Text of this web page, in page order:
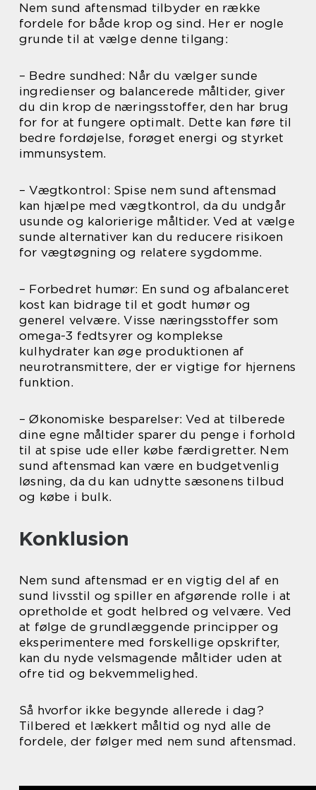
Nem sund aftensmad tilbyder en række
fordele for både krop og sind. Her er nogle
grunde til at vælge denne tilgang:
– Bedre sundhed: Når du vælger sunde
ingredienser og balancerede måltider, giver
du din krop de næringsstoffer, den har brug
for for at fungere optimalt. Dette kan føre til
bedre fordøjelse, forøget energi og styrket
immunsystem.
– Vægtkontrol: Spise nem sund aftensmad
kan hjælpe med vægtkontrol, da du undgår
usunde og kalorierige måltider. Ved at vælge
sunde alternativer kan du reducere risikoen
for vægtøgning og relatere sygdomme.
– Forbedret humør: En sund og afbalanceret
kost kan bidrage til et godt humør og
generel velvære. Visse næringsstoffer som
omega-3 fedtsyrer og komplekse
kulhydrater kan øge produktionen af
neurotransmittere, der er vigtige for hjernens
funktion.
– Økonomiske besparelser: Ved at tilberede
dine egne måltider sparer du penge i forhold
til at spise ude eller købe færdigretter. Nem
sund aftensmad kan være en budgetvenlig
løsning, da du kan udnytte sæsonens tilbud
og købe i bulk.
Konklusion
Nem sund aftensmad er en vigtig del af en
sund livsstil og spiller en afgørende rolle i at
opretholde et godt helbred og velvære. Ved
at følge de grundlæggende principper og
eksperimentere med forskellige opskrifter,
kan du nyde velsmagende måltider uden at
ofre tid og bekvemmelighed.
Så hvorfor ikke begynde allerede i dag?
Tilbered et lækkert måltid og nyd alle de
fordele, der følger med nem sund aftensmad.